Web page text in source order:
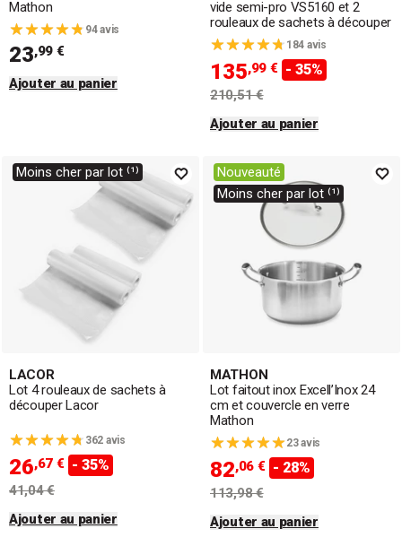
Mathon
94 avis
23,99 €
Ajouter au panier
vide semi-pro VS5160 et 2
rouleaux de sachets à découper
184 avis
135,99 € - 35%
210,51 €
Ajouter au panier
Moins cher par lot ⁽¹⁾
LACOR
Lot 4 rouleaux de sachets à
découper Lacor
362 avis
26,67 € - 35%
41,04 €
Ajouter au panier
Nouveauté
Moins cher par lot ⁽¹⁾
MATHON
Lot faitout inox Excell’Inox 24
cm et couvercle en verre
Mathon
23 avis
82,06 € - 28%
113,98 €
Ajouter au panier